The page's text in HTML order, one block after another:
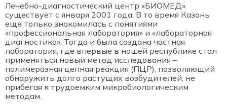
Лечебно-диагностический центр «БИОМЕД»
существует с января 2001 года. В то время Казань
еще только знакомилась с понятиями
«профессиональная лаборатория» и «лабораторная
диагностика». Тогда и была создана частная
лаборатория, где впервые в нашей республике стал
применяться новый метод исследования –
полимеразная цепная реакция (ПЦР), позволяющий
обнаружить долго растущих возбудителей, не
прибегая к трудоемким микробиологическим
методам.